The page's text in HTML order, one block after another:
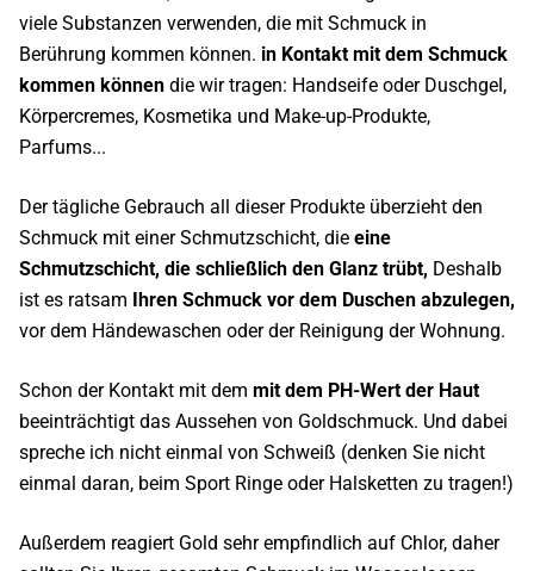
viele Substanzen verwenden, die mit Schmuck in
Berührung kommen können. in Kontakt mit dem Schmuck
kommen können die wir tragen: Handseife oder Duschgel,
Körpercremes, Kosmetika und Make-up-Produkte,
Parfums...
Der tägliche Gebrauch all dieser Produkte überzieht den
Schmuck mit einer Schmutzschicht, die eine
Schmutzschicht, die schließlich den Glanz trübt, Deshalb
ist es ratsam Ihren Schmuck vor dem Duschen abzulegen,
vor dem Händewaschen oder der Reinigung der Wohnung.
Schon der Kontakt mit dem mit dem PH-Wert der Haut
beeinträchtigt das Aussehen von Goldschmuck. Und dabei
spreche ich nicht einmal von Schweiß (denken Sie nicht
einmal daran, beim Sport Ringe oder Halsketten zu tragen!)
Außerdem reagiert Gold sehr empfindlich auf Chlor, daher